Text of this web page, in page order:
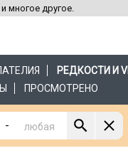
многое другое.
РЕДКОСТИ И
ПРОСМОТРЕНО
-